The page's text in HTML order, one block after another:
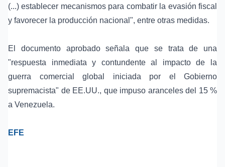
(...) establecer mecanismos para combatir la evasión fiscal
y favorecer la producción nacional", entre otras medidas.
El documento aprobado señala que se trata de una
"respuesta inmediata y contundente al impacto de la
guerra comercial global iniciada por el Gobierno
supremacista" de EE.UU., que impuso aranceles del 15 %
a Venezuela.
EFE